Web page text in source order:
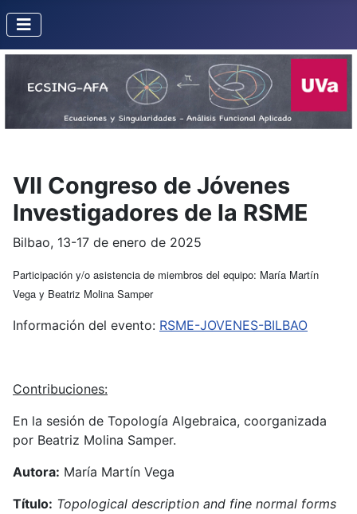
VII Congreso de Jóvenes
Investigadores de la RSME
Bilbao, 13-17 de enero de 2025
Participación y/o asistencia de miembros del equipo: María Martín
Vega y Beatriz Molina Samper
Información del evento: RSME-JOVENES-BILBAO
Contribuciones:
En la sesión de Topología Algebraica, coorganizada
por Beatriz Molina Samper.
Autora: María Martín Vega
Título: Topological description and fine normal forms